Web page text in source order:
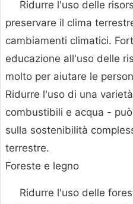
Ridurre l'uso delle
preservare il clima
cambiamenti climatici.
educazione all'uso delle
molto per aiutare le
Ridurre l'uso di una
combustibili e acqua -
sulla sostenibilità
terrestre.
Foreste e legno
Ridurre l'uso delle